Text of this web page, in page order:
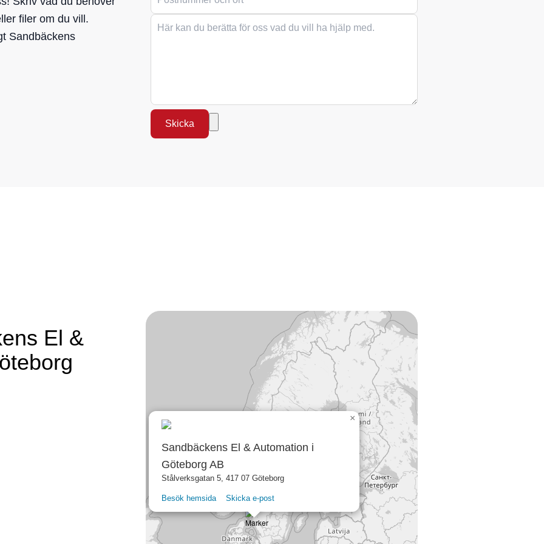
filer om du vill.
Sandbäckens
El &
Sandbäckens El & Automation i
Göteborg AB
Stålverksgatan 5, 417 07 Göteborg
Besök hemsida Skicka e-post
×